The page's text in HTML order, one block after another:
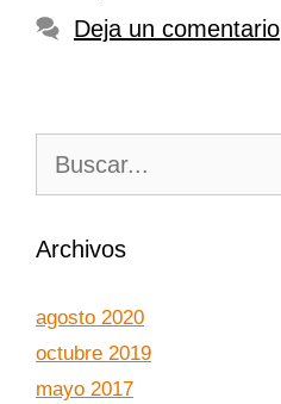
Deja un comentario
Archivos
agosto 2020
octubre 2019
mayo 2017